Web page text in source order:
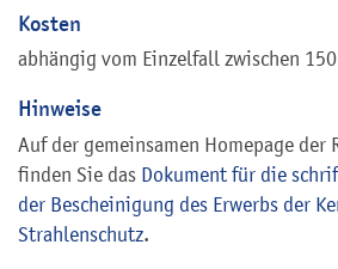
Kosten
abhängig vom Einzelfall zwischen 150
Hinweise
Auf der gemeinsamen Homepage der
finden Sie das Dokument für die
der Bescheinigung des Erwerbs der
Strahlenschutz.